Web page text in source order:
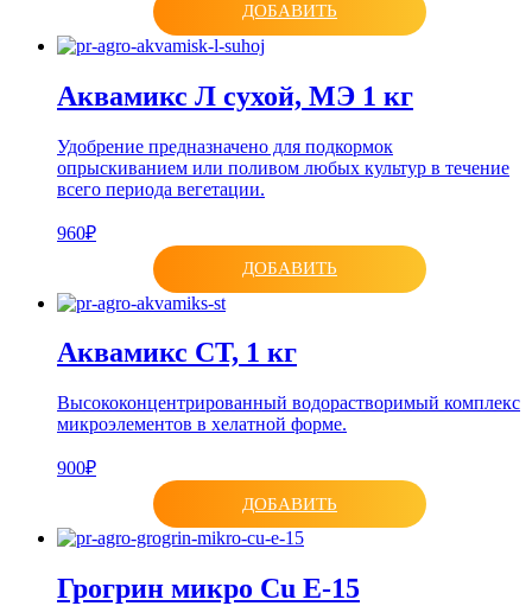
ДОБАВИТЬ
Аквамикс Л сухой, МЭ 1 кг
Удобрение предназначено для подкормок
опрыскиванием или поливом любых культур в течение
всего периода вегетации.
960₽
ДОБАВИТЬ
Аквамикс СТ, 1 кг
Высококонцентрированный водорастворимый комплекс
микроэлементов в хелатной форме.
900₽
ДОБАВИТЬ
Грогрин микро Cu E-15